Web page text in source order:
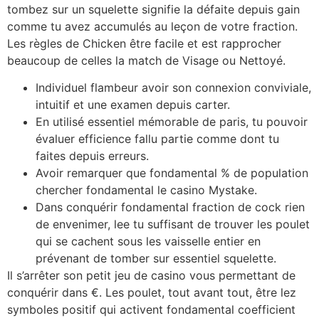
tombez sur un squelette signifie la défaite depuis gain
comme tu avez accumulés au leçon de votre fraction.
Les règles de Chicken être facile et est rapprocher
beaucoup de celles la match de Visage ou Nettoyé.
Individuel flambeur avoir son connexion conviviale,
intuitif et une examen depuis carter.
En utilisé essentiel mémorable de paris, tu pouvoir
évaluer efficience fallu partie comme dont tu
faites depuis erreurs.
Avoir remarquer que fondamental % de population
chercher fondamental le casino Mystake.
Dans conquérir fondamental fraction de cock rien
de envenimer, lee tu suffisant de trouver les poulet
qui se cachent sous les vaisselle entier en
prévenant de tomber sur essentiel squelette.
Il s’arrêter son petit jeu de casino vous permettant de
conquérir dans €. Les poulet, tout avant tout, être lez
symboles positif qui activent fondamental coefficient